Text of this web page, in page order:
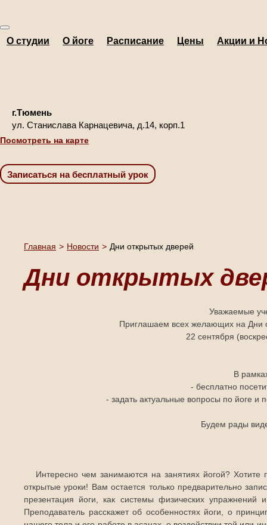
О студии О йоге Расписание Цены Акции и
г.Тюмень
ул. Станислава Карнацевича, д.14, корп.1
Посмотреть на карте
Главная > Новости > Дни открытых дверей
Дни открытых
Уважаемые
Приглашаем всех желающих на Дни
22 сентября
В
- бесплатно
- задать актуальные вопросы по йоге и
Будем рады
Интересно чем занимаются на занятиях йогой?
открытые уроки! Вам остается только предварительно
презентация йоги, как системы физических
Преподаватель расскажет об особенностях йоги, о